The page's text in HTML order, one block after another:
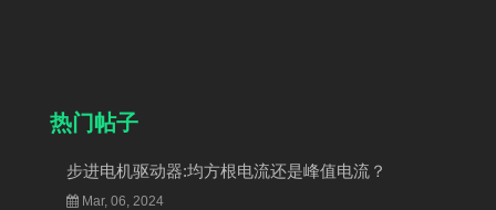
热门帖子
步进电机驱动器:均方根电流还是峰值电流？
Mar, 06, 2024